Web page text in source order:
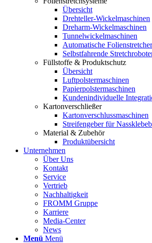
Übersicht
Drehteller-Wickelmaschinen
Dreharm-Wickelmaschinen
Tunnelwickelmaschinen
Automatische Folienstretcher
Selbstfahrende
Füllstoffe & Produktschutz
Übersicht
Luftpolstermaschinen
Papierpolstermaschinen
Kundenindividuelle
Kartonverschließer
Kartonverschlussmaschinen
Streifengeber für
Material & Zubehör
Produktübersicht
Unternehmen
Über Uns
Kontakt
Service
Vertrieb
Nachhaltigkeit
FROMM Gruppe
Karriere
Media-Center
News
Menü Menü